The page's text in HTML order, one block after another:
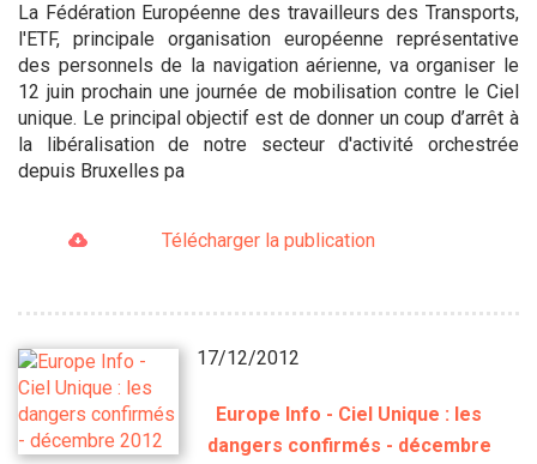
La Fédération Européenne des travailleurs des Transports,
l'ETF, principale organisation européenne représentative
des personnels de la navigation aérienne, va organiser le
12 juin prochain une journée de mobilisation contre le Ciel
unique. Le principal objectif est de donner un coup d’arrêt à
la libéralisation de notre secteur d'activité orchestrée
depuis Bruxelles pa
Télécharger la publication
17/12/2012
Europe Info - Ciel Unique : les
dangers confirmés - décembre